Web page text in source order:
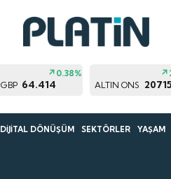
GBP 64.414
0.38%
ALTIN ONS
DİJİTAL DÖNÜŞÜM SEKTÖRLER YAŞAM